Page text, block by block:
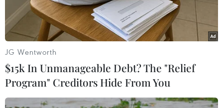
tới 5 năm tù.
Đứa cháu là con của con riêng chồng bà này,
còn bị bà nội dùng một chiếc baynung nóng gây
dùng kéo xén cây cắtvài nhát gây xước sâu.
"Chúng tôi đã thẩm vấn và bắt người phụ nữ
này.
JG Wentworth
$15k In Unmanageable Debt? The "Relief
Program" Creditors Hide From You